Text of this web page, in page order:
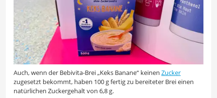
Auch, wenn der Bebivita-Brei „Keks Banane“ keinen Zucker
zugesetzt bekommt, haben 100 g fertig zu bereiteter Brei einen
natürlichen Zuckergehalt von 6,8 g.